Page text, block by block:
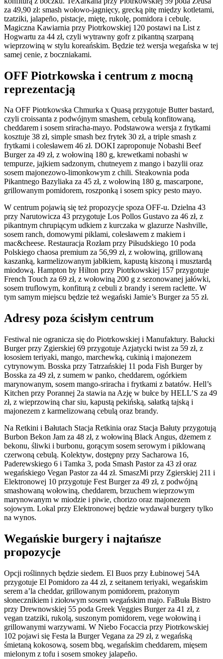
za 49,90 zł: smash wołowo-jagnięcy, grecką pitę między kotletami,
tzatziki, jalapeño, pistacje, miętę, rukolę, pomidora i cebulę.
Magiczna Kawiarnia przy Piotrkowskiej 120 postawi na List z
Hogwartu za 44 zł, czyli wytrawny gofr z pikantną szarpaną
wieprzowiną w stylu koreańskim. Będzie też wersja wegańska w tej
samej cenie, z boczniakami.
OFF Piotrkowska i centrum z mocną
reprezentacją
Na OFF Piotrkowska Chmurka x Quasą przygotuje Butter bastard,
czyli croissanta z podwójnym smashem, cebulą konfitowaną,
cheddarem i sosem sriracha-mayo. Podstawowa wersja z frytkami
kosztuje 38 zł, simple smash bez frytek 30 zł, a triple smash z
frytkami i colesławem 46 zł. DOKI zaproponuje Nobashi Beef
Burger za 49 zł, z wołowiną 180 g, krewetkami nobashi w
tempurze, jajkiem sadzonym, chutneyem z mango i bazylii oraz
sosem majonezowo-limonkowym z chili. Steakownia poda
Pikantnego Bazyliaka za 45 zł, z wołowiną 180 g, mascarpone,
grillowanym pomidorem, roszponką i sosem spicy pesto mayo.
W centrum pojawią się też propozycje spoza OFF-u. Dzielna 43
przy Narutowicza 43 przygotuje Los Pollos Gustavo za 46 zł, z
pikantnym chrupiącym udkiem z kurczaka w glazurze Nashville,
sosem ranch, domowymi piklami, colesławem z makiem i
mac&cheese. Restauracja Rozłam przy Piłsudskiego 10 poda
Polskiego chaosa premium za 56,99 zł, z wołowiną, grillowaną
kaszanką, karmelizowanym jabłkiem, kapustą kiszoną i musztardą
miodową. Hampton by Hilton przy Piotrkowskiej 157 przygotuje
French Touch za 69 zł, z wołowiną 200 g z sezonowanej jałówki,
sosem truflowym, konfiturą z cebuli z brandy i serem raclette. W
tym samym miejscu będzie też wegański Jamie’s Burger za 55 zł.
Adresy poza ścisłym centrum
Festiwal nie ogranicza się do Piotrkowskiej i Manufaktury. Bałucki
Burger przy Zgierskiej 69 przygotuje Azjatycki twist za 59 zł, z
łososiem teriyaki, mango, marchewką, cukinią i majonezem
cytrynowym. Bosska przy Tatrzańskiej 11 poda Fish Burger by
Bosska za 49 zł, z sumem w panko, cheddarem, ogórkiem
marynowanym, sosem mango-sriracha i frytkami z batatów. Hell’s
Kitchen przy Porannej 2a stawia na Azję w bułce by HELL’S za 49
zł, z wieprzowiną char siu, kapustą pekińską, sałatką tajską i
majonezem z karmelizowaną cebulą oraz brandy.
Na Retkini i Bałutach Stacja Retkinia oraz Stacja Bałuty przygotują
Burbon Bekon Jam za 48 zł, z wołowiną Black Angus, dżemem z
bekonu, śliwki i burbonu, gorącym sosem serowym i piklowaną
czerwoną cebulą. Kolektyw, dostępny przy Sacharowa 16,
Paderewskiego 6 i Tamka 3, poda Smash Pastor za 43 zł oraz
wegańskiego Vegan Pastor za 44 zł. SmaszMi przy Zgierskiej 211 i
Elektronowej 10 przygotuje Fest Burger za 49 zł, z podwójną
smashowaną wołowiną, cheddarem, brzuchem wieprzowym
marynowanym w miodzie i piwie, chorizo oraz majonezem
sojowym. Lokal przy Elektronowej będzie wydawał burgery tylko
na wynos.
Wegańskie burgery i najtańsze
propozycje
Opcji roślinnych będzie siedem. El Buos przy Łubinowej 54A
przygotuje El Pomidoro za 44 zł, z seitanem teriyaki, wegańskim
serem a’la cheddar, grillowanym pomidorem, prażonym
słonecznikiem i ziołowym sosem wegańskim majo. FaBuła Bistro
przy Drewnowskiej 55 poda Greek Veggies Burger za 41 zł, z
vegan tzatziki, rukolą, suszonym pomidorem, vege wołowiną i
grillowanymi warzywami. W Niebo Focaccia przy Piotrkowskiej
102 pojawi się Festa la Burger Vegana za 29 zł, z wegańską
śmietaną kokosową, sosem bbq, wegańskim cheddarem, mięsem
mielonym z tofu i sosem smokey jalapeño.